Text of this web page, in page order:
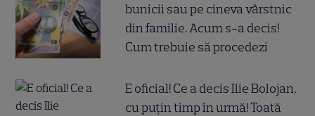
bunicii sau pe cineva vârstnic
din familie. Acum s-a decis!
Cum trebuie să procedezi
E oficial! Ce a decis Ilie Bolojan,
cu puțin timp în urmă! Toată